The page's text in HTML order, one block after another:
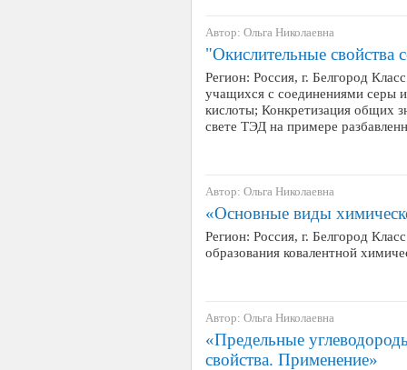
Автор: Ольга Николаевна
"Окислительные свойства
Регион: Россия, г. Белгород
учащихся с соединениями серы
кислоты; Конкретизация общих
свете ТЭД на примере
Автор: Ольга Николаевна
«Основные виды
Регион: Россия, г. Белгород
образования ковалентной
Автор: Ольга Николаевна
«Предельные
свойства. Применение»